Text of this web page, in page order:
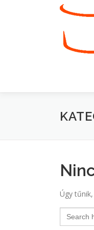
Úgy
Search
for: